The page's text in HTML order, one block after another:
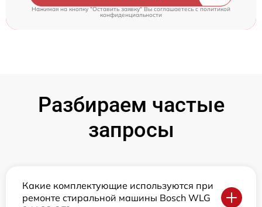
Нажимая на кнопку "Оставить заявку" Вы соглашаетесь cполитикой
конфиденциальности
Разбираем частые
запросы
Какие комплектующие используются при
ремонте стиральной машины Bosch WLG